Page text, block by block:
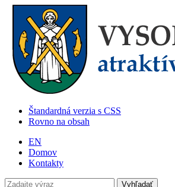
Štandardná verzia s CSS
Rovno na obsah
EN
Domov
Kontakty